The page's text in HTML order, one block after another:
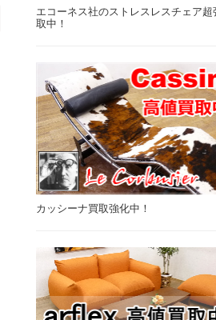
エコーネス社のストレスレスチェア超
取中！
カッシーナ買取強化中！